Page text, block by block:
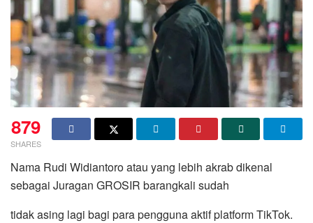
879
SHARES
Nama Rudi Widiantoro atau yang lebih akrab dikenal
sebagai Juragan GROSIR barangkali sudah
tidak asing lagi bagi para pengguna aktif platform TikTok.